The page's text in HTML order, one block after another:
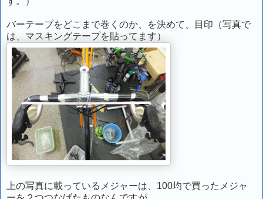
バーテープをどこまで巻くのか、を決めて、目印（写真で
は、マスキングテープを貼ってます）
上の写真に載っているメジャーは、100均で買ったメジャ